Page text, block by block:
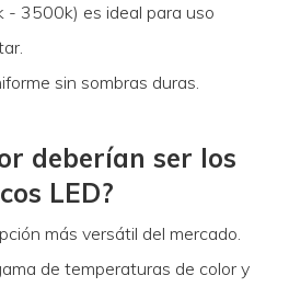
- 3500k) es ideal para uso
sin sombras duras.
deberían ser los
LED?
más versátil del mercado.
de temperaturas de color y